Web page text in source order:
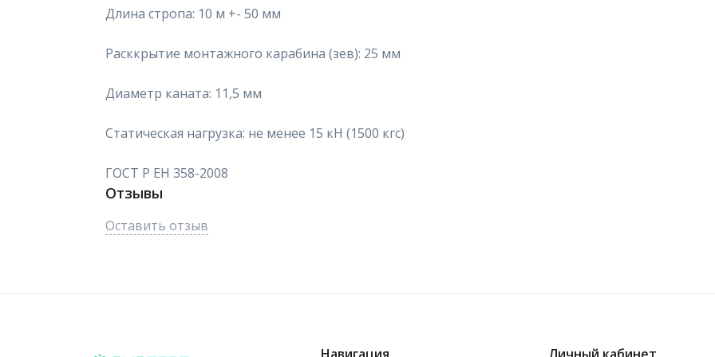
Длина стропа: 10 м +- 50 мм
Расккрытие монтажного карабина (зев): 25 мм
Диаметр каната: 11,5 мм
Статическая нагрузка: не менее 15 кН (1500 кгс)
ГОСТ Р ЕН 358-2008
Отзывы
Оставить отзыв